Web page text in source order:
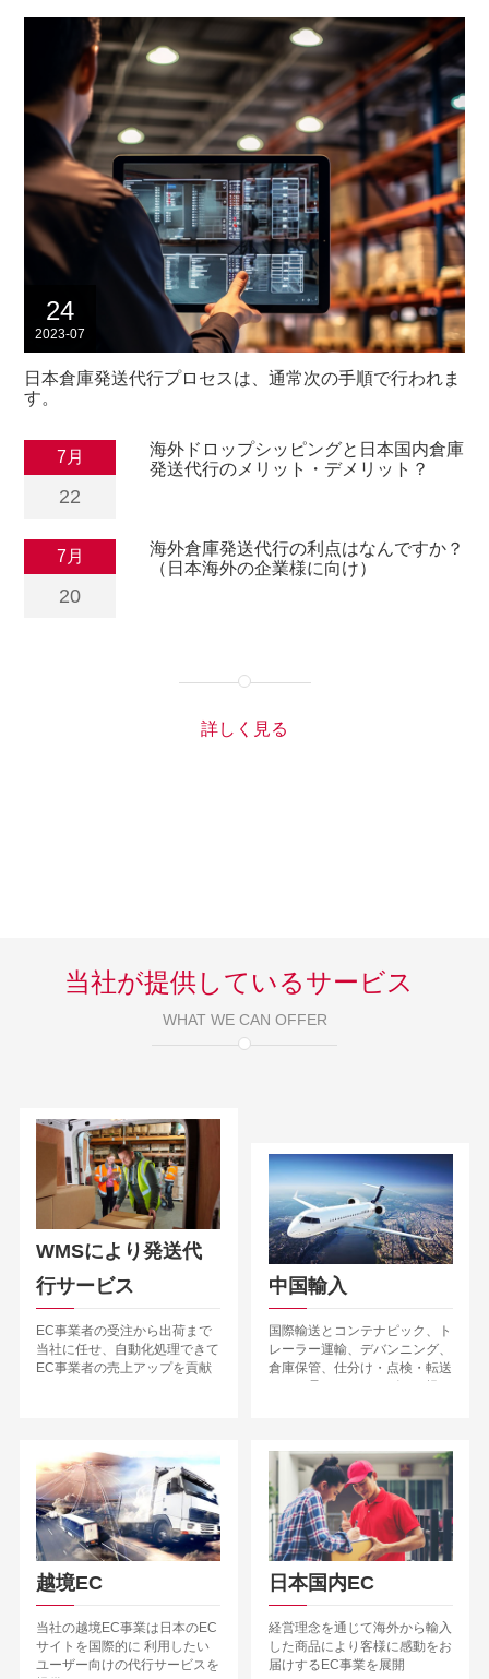
24
2023-07
日本倉庫発送代行プロセスは、通常次の手順で行われま
す。
7月
22
海外ドロップシッピングと日本国内倉庫
発送代行のメリット・デメリット？
7月
20
海外倉庫発送代行の利点はなんですか？
（日本海外の企業様に向け）
詳しく見る
当社が提供しているサービス
WHAT WE CAN OFFER
WMSにより発送代
行サービス
EC事業者の受注から出荷まで
当社に任せ、自動化処理できて
EC事業者の売上アップを貢献
中国輸入
国際輸送とコンテナピック、ト
レーラー運輸、デバンニング、
倉庫保管、仕分け・点検・転送
越境EC
当社の越境EC事業は日本のEC
サイトを国際的に 利用したい
ユーザー向けの代行サービスを
日本国内EC
経営理念を通じて海外から輸入
した商品により客様に感動をお
届けするEC事業を展開